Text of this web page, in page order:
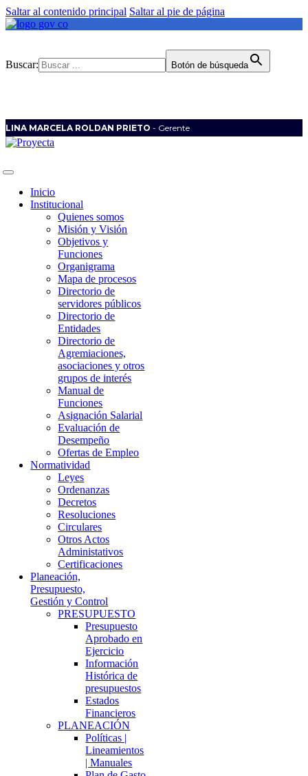
Saltar al contenido principal Saltar al pie de página
Buscar: Botón de búsqueda
LINA MARCELA ROLDAN PRIETO - Gerente
Inicio
Institucional
Quienes somos
Misión y Visión
Objetivos y
Funciones
Organigrama
Mapa de procesos
Directorio de
servidores públicos
Directorio de
Entidades
Directorio de
Agremiaciones,
asociaciones y otros
grupos de interés
Manual de
Funciones
Asignación Salarial
Evaluación de
Desempeño
Ofertas de Empleo
Normatividad
Leyes
Ordenanzas
Decretos
Resoluciones
Circulares
Otros Actos
Administativos
Certificaciones
Planeación,
Presupuesto,
Gestión y Control
PRESUPUESTO
Presupuesto
Aprobado en
Ejercicio
Información
Histórica de
presupuestos
Estados
Financieros
PLANEACIÓN
Políticas |
Lineamientos
| Manuales